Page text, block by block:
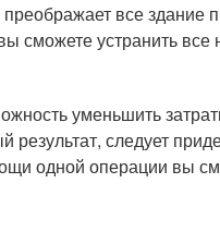
все здание
сможете устранить
уменьшить
следует
одной операции вы